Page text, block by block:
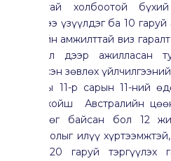
сургалттай холбоотой
үйлчилгээ үзүүлдэг ба 10
96 хувийн амжилттай виз
материал дээр ажиллаcан
мэргэшсэн зөвлөх
2011 оны 11-р сарын 11-ний
цагаас хойш Австралийн
төлөөлдөг байсан бол 12
боловсролыг илүү
нийт 20 гаруй тэргүүлэх